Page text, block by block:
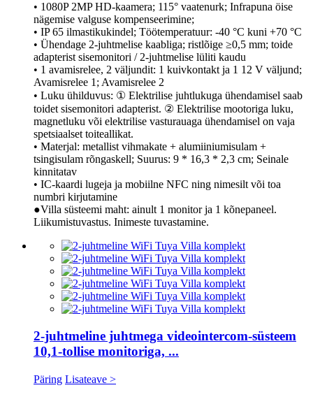
• 1080P 2MP HD-kaamera; 115° vaatenurk; Infrapuna öise
nägemise valguse kompenseerimine;
• IP 65 ilmastikukindel; Töötemperatuur: -40 °C kuni +70 °C
• Ühendage 2-juhtmelise kaabliga; ristlõige ≥0,5 mm; toide
adapterist sisemonitori / 2-juhtmelise lüliti kaudu
• 1 avamisrelee, 2 väljundit: 1 kuivkontakt ja 1 12 V väljund;
Avamisrelee 1; Avamisrelee 2
• Luku ühilduvus: ① Elektrilise juhtlukuga ühendamisel saab
toidet sisemonitori adapterist. ② Elektrilise mootoriga luku,
magnetluku või elektrilise vasturauaga ühendamisel on vaja
spetsiaalset toiteallikat.
• Materjal: metallist vihmakate + alumiiniumisulam +
tsingisulam rõngaskell; Suurus: 9 * 16,3 * 2,3 cm; Seinale
kinnitatav
• IC-kaardi lugeja ja mobiilne NFC ning nimesilt või toa
numbri kirjutamine
●Villa süsteemi maht: ainult 1 monitor ja 1 kõnepaneel.
Liikumistuvastus. Inimeste tuvastamine.
2-juhtmeline juhtmega videointercom-süsteem
10,1-tollise monitoriga, ...
Päring Lisateave >